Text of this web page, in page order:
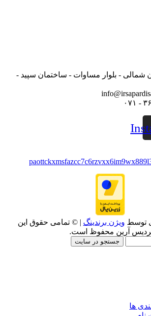
شمالی - بلوار مساوات - ساختمان سپید -
توسط ویژن برندینگ | © تمامی حقوق این
پردیس آرین محفوظ است.
جستجو در سایت
ها